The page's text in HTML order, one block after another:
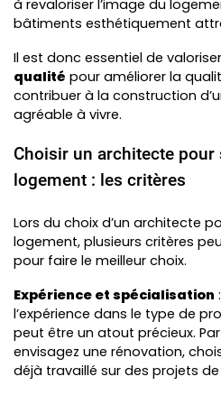
à revaloriser l’image du
bâtiments esthétiquement
Il est donc essentiel de
qualité pour améliorer la
contribuer à la construction
agréable à vivre.
Choisir un architecte pour
logement : les critères
Lors du choix d’un architecte
logement, plusieurs critères
pour faire le meilleur choix.
Expérience et spécialisation
l’expérience dans le type de
peut être un atout précieux.
envisagez une rénovation,
déjà travaillé sur des projets